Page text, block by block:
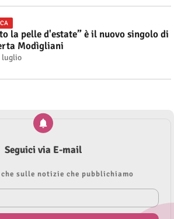
la pelle d'estate” è il nuovo singolo di
Modìgliani
luglio
Seguici via E-mail
sulle notizie che pubblichiamo